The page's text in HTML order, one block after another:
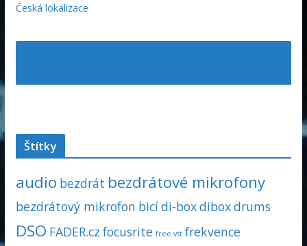
Česká lokalizace
Štítky
audio bezdrát bezdrátové mikrofony
bezdrátový mikrofon bicídi-boxdiboxdrums
DSO FADER.cz focusrite free vst frekvence